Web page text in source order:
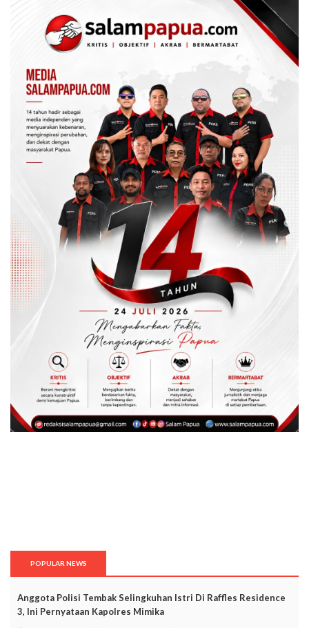
POPULAR NEWS
Anggota Polisi Tembak Selingkuhan Istri Di Raffles Residence
3, Ini Pernyataan Kapolres Mimika